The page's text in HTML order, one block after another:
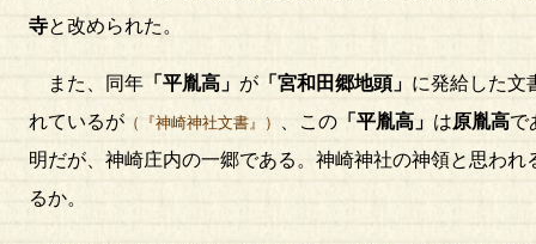
寺と改められた。
また、同年 「平胤高」 が 「宮和田郷地頭」 に発給した文
れているが （『神崎神社文書』） 、この 「平胤高」 は原胤高で
明だが、神崎庄内の一郷である。神崎神社の神領と思わ
るか。